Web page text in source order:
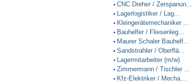
• CNC Dreher / Zerspanun...
• Lagerlogistiker / Lag...
• Kleingerätemechaniker ...
• Bauhelfer / Fliesenleg...
• Maurer Schaler Bauhelf...
• Sandstrahler / Oberflä...
• Lagermitarbeiter (m/w)
• Zimmermann / Tischler ...
• Kfz-Elektriker / Mecha...